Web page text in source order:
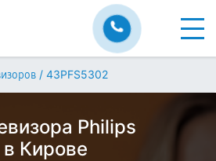
/ 43PFS5302
Philips
Кирове